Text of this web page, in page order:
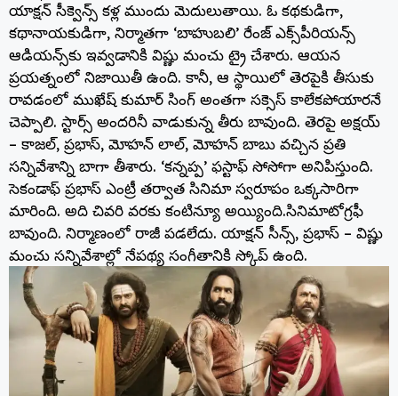
యాక్షన్ సీక్వెన్స్ కళ్ల ముందు మెదులుతాయి. ఓ కథకుడిగా,
కథానాయకుడిగా, నిర్మాతగా ‘బాహుబలి’ రేంజ్ ఎక్స్‌పీరియన్స్
ఆడియన్స్‌కు ఇవ్వడానికి విష్ణు మంచు ట్రై చేశారు. ఆయన
ప్రయత్నంలో నిజాయితీ ఉంది. కానీ, ఆ స్థాయిలో తెరపైకి తీసుకు
రావడంలో ముఖేష్ కుమార్ సింగ్ అంతగా సక్సెస్ కాలేకపోయారనే
చెప్పాలి. స్టార్స్ అందరినీ వాడుకున్న తీరు బావుంది. తెరపై అక్షయ్
– కాజల్, ప్రభాస్, మోహన్ లాల్, మోహన్ బాబు వచ్చిన ప్రతి
సన్నివేశాన్ని బాగా తీశారు. ‘కన్నప్ప’ ఫస్టాఫ్ సోసోగా అనిపిస్తుంది.
సెకండాఫ్ ప్రభాస్ ఎంట్రీ తర్వాత సినిమా స్వరూపం ఒక్కసారిగా
మారింది. అది చివరి వరకు కంటిన్యూ అయ్యింది.సినిమాటోగ్రఫీ
బావుంది. నిర్మాణంలో రాజీ పడలేదు. యాక్షన్ సీన్స్, ప్రభాస్ – విష్ణు
మంచు సన్నివేశాల్లో నేపథ్య సంగీతానికి స్కోప్ ఉంది.